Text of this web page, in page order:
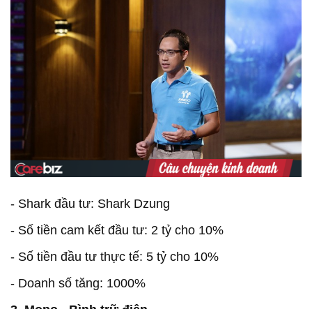
- Shark đầu tư: Shark Dzung
- Số tiền cam kết đầu tư: 2 tỷ cho 10%
- Số tiền đầu tư thực tế: 5 tỷ cho 10%
- Doanh số tăng: 1000%